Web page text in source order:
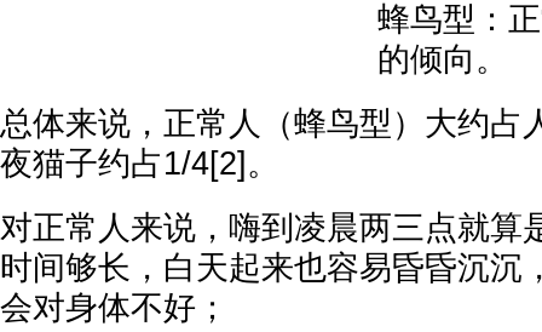
蜂鸟型：
的倾向。
总体来说，正常人（蜂鸟型）大约占
夜猫子约占1/4[2]。
对正常人来说，嗨到凌晨两三点就算
时间够长，白天起来也容易昏昏沉沉
会对身体不好；